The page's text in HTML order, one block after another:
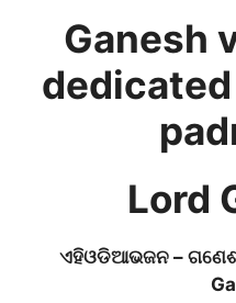
Ganesh
Lord
ଏହିଓଡିଆଭଜନ–